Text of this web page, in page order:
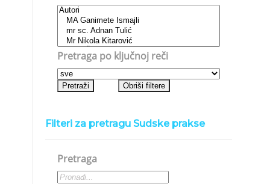
Pretraga po ključnoj reči
Filteri za pretragu Sudske prakse
Pretraga